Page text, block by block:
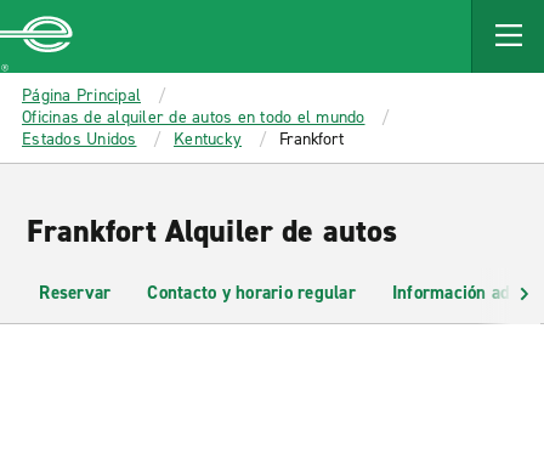
MAIN
CONTENT
Enterprise
Página Principal
Oficinas de alquiler de autos en todo el mundo
Estados Unidos
Kentucky Frankfort
Frankfort Alquiler de autos
Reservar Contacto y horario regular Información